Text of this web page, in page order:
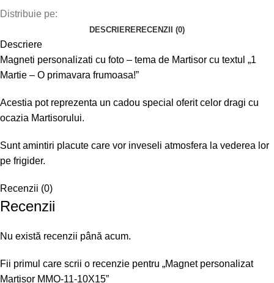
Distribuie pe:
DESCRIERERECENZII (0)
Descriere
Magneti personalizati cu foto – tema de Martisor cu textul „1
Martie – O primavara frumoasa!”
Acestia pot reprezenta un cadou special oferit celor dragi cu
ocazia Martisorului.
Sunt amintiri placute care vor inveseli atmosfera la vederea lor
pe frigider.
Recenzii (0)
Recenzii
Nu există recenzii până acum.
Fii primul care scrii o recenzie pentru „Magnet personalizat
Martisor MMO-11-10X15”